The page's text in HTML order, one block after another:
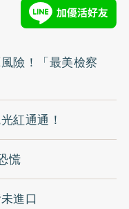
險！「最美檢察
紅通通！
慌
進口